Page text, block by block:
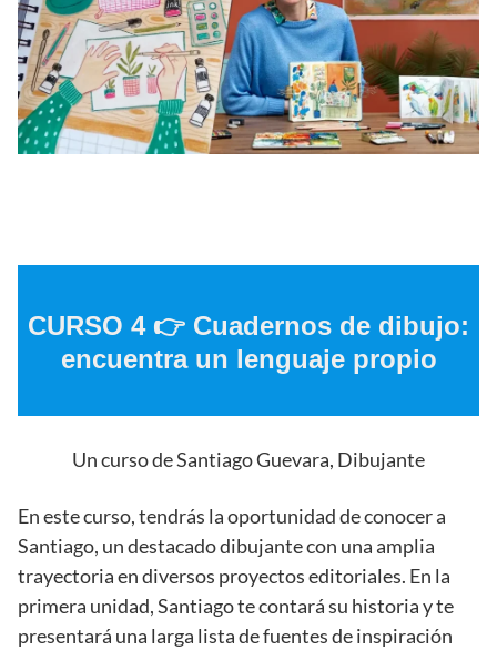
CURSO 4 👉 Cuadernos de dibujo:
encuentra un lenguaje propio
Un curso de Santiago Guevara, Dibujante
En este curso, tendrás la oportunidad de conocer a
Santiago, un destacado dibujante con una amplia
trayectoria en diversos proyectos editoriales. En la
primera unidad, Santiago te contará su historia y te
presentará una larga lista de fuentes de inspiración